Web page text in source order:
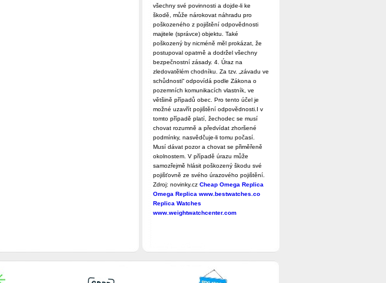
všechny své povinnosti a dojde-li ke
škodě, může nárokovat náhradu pro
poškozeného z pojištění odpovědnosti
majitele (správce) objektu. Také
poškozený by nicméně měl prokázat, že
postupoval opatrně a dodržel všechny
bezpečnostní zásady. 4. Úraz na
zledovatělém chodníku. Za tzv. „závadu ve
schůdnosti“ odpovídá podle Zákona o
pozemních komunikacích vlastník, ve
většině případů obec. Pro tento účel je
možné uzavřít pojištění odpovědnosti.I v
tomto případě platí, žechodec se musí
chovat rozumně a předvídat zhoršené
podmínky, nasvědčuje-li tomu počasí.
Musí dávat pozor a chovat se přiměřeně
okolnostem. V případě úrazu může
samozřejmě hlásit poškozený škodu své
pojišťovně ze svého úrazového pojištění.
Zdroj: novinky.cz Cheap Omega Replica
Omega Replica www.bestwatches.co
Replica Watches
www.weightwatchcenter.com